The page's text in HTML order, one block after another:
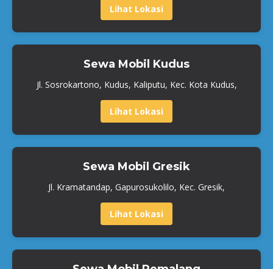
Lihat Lokasi
Sewa Mobil Kudus
Jl. Sosrokartono, Kudus, Kaliputu, Kec. Kota Kudus,
Lihat Lokasi
Sewa Mobil Gresik
Jl. Kramatandap, Gapurosukolilo, Kec. Gresik,
Lihat Lokasi